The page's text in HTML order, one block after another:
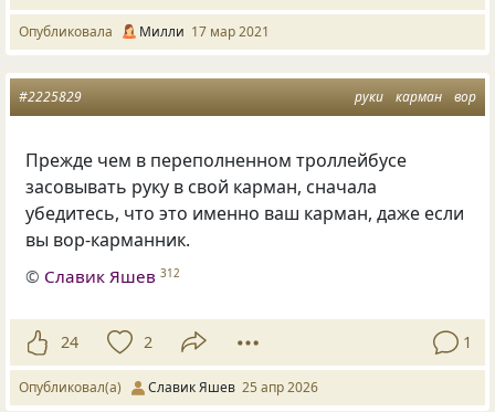
Опубликовала Милли 17 мар 2021
руки карман вор
#2225829
Прежде чем в переполненном троллейбусе
засовывать руку в свой карман, сначала
убедитесь, что это именно ваш карман, даже если
вы вор-карманник.
© Славик Яшев 312
24 2 1
Опубликовал(а) Славик Яшев 25 апр 2026